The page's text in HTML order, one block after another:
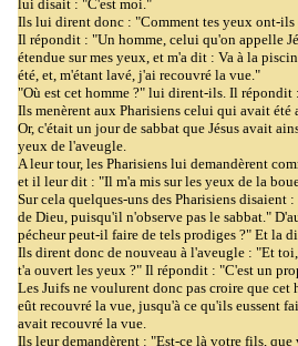
lui disait : "C'est moi."
Ils lui dirent donc : "Comment tes yeux ont-ils
Il répondit : "Un homme, celui qu'on appelle
étendue sur mes yeux, et m'a dit : Va à la
été, et, m'étant lavé, j'ai recouvré la vue."
"Où est cet homme ?" lui dirent-ils. Il répondit
Ils menèrent aux Pharisiens celui qui avait été
Or, c'était un jour de sabbat que Jésus avait
yeux de l'aveugle.
A leur tour, les Pharisiens lui demandèrent
et il leur dit : "Il m'a mis sur les yeux de la
Sur cela quelques-uns des Pharisiens disaient
de Dieu, puisqu'il n'observe pas le sabbat."
pécheur peut-il faire de tels prodiges ?" Et la
Ils dirent donc de nouveau à l'aveugle : "Et
t'a ouvert les yeux ?" Il répondit : "C'est un
Les Juifs ne voulurent donc pas croire que cet
eût recouvré la vue, jusqu'à ce qu'ils eussent
avait recouvré la vue.
Ils leur demandèrent : "Est-ce là votre fils, que